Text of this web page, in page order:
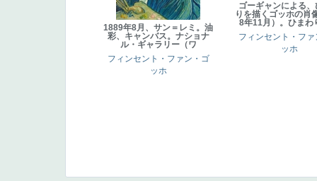
1889年8月、サン＝レミ。油
彩、キャンバス。ナショナ
ル・ギャラリー（ワ
フィンセント・ファン・ゴ
ッホ
ゴーギャンによる、
りを描くゴッホの肖
8年11月）。ひまわ
フィンセント・ファ
ッホ